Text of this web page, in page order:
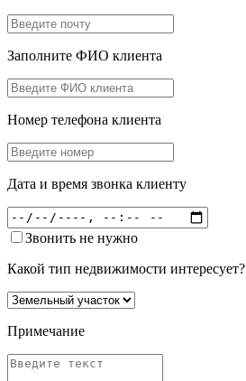
Заполните ФИО клиента
Номер телефона клиента
Дата и время звонка клиенту
Звонить не нужно
Какой тип недвижимости интересует?
Примечание